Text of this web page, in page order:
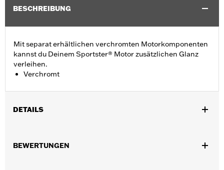
BESCHREIBUNG
Mit separat erhältlichen verchromten Motorkomponenten
kannst du Deinem Sportster® Motor zusätzlichen Glanz
verleihen.
Verchromt
DETAILS
In Einheiten erhältlich:
BEWERTUNGEN